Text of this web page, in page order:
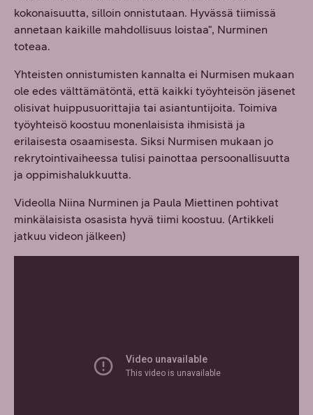
kokonaisuutta, silloin onnistutaan. Hyvässä tiimissä
annetaan kaikille mahdollisuus loistaa", Nurminen
toteaa.
Yhteisten onnistumisten kannalta ei Nurmisen mukaan
ole edes välttämätöntä, että kaikki työyhteisön jäsenet
olisivat huippusuorittajia tai asiantuntijoita. Toimiva
työyhteisö koostuu monenlaisista ihmisistä ja
erilaisesta osaamisesta. Siksi Nurmisen mukaan jo
rekrytointivaiheessa tulisi painottaa persoonallisuutta
ja oppimishalukkuutta.
Videolla Niina Nurminen ja Paula Miettinen pohtivat
minkälaisista osasista hyvä tiimi koostuu. (Artikkeli
jatkuu videon jälkeen)